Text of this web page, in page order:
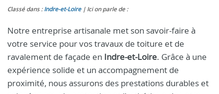
Classé dans : Indre‑et‑Loire Ici on parle de :
Notre entreprise artisanale met son savoir-faire à
votre service pour vos travaux de toiture et de
ravalement de façade en Indre-et-Loire. Grâce à une
expérience solide et un accompagnement de
proximité, nous assurons des prestations durables et